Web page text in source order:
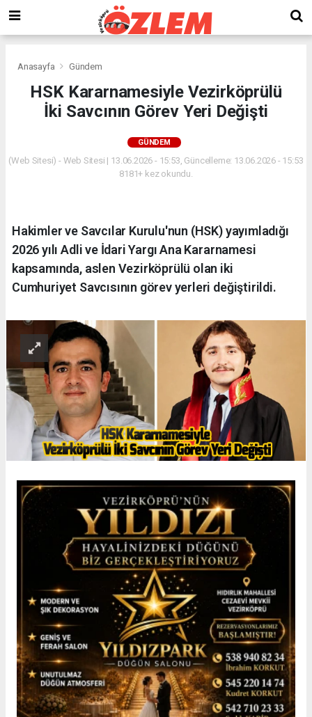
Anasayfa Gündem
HSK Kararnamesiyle Vezirköprülü
İki Savcının Görev Yeri Değişti
GÜNDEM
(Web Sitesi) - Web Sitesi | 13.06.2026 - 15:53, Güncelleme: 13.06.2026 - 15:53
8181+ kez okundu.
Hakimler ve Savcılar Kurulu'nun (HSK) yayımladığı
2026 yılı Adli ve İdari Yargı Ana Kararnamesi
kapsamında, aslen Vezirköprülü olan iki
Cumhuriyet Savcısının görev yerleri değiştirildi.